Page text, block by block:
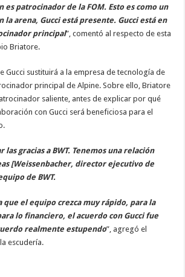
es patrocinador de la FOM. Esto es como un
la arena, Gucci está presente. Gucci está en
principal”, comentó al respecto de esta
Briatore.
Gucci sustituirá a la empresa de tecnología de
principal de Alpine. Sobre ello, Briatore
saliente, antes de explicar por qué
con Gucci será beneficiosa para el
las gracias a BWT. Tenemos una relación
[Weissenbacher, director ejecutivo de
de BWT.
que el equipo crezca muy rápido, para la
lo financiero, el acuerdo con Gucci fue
realmente estupendo”, agregó el
escudería.